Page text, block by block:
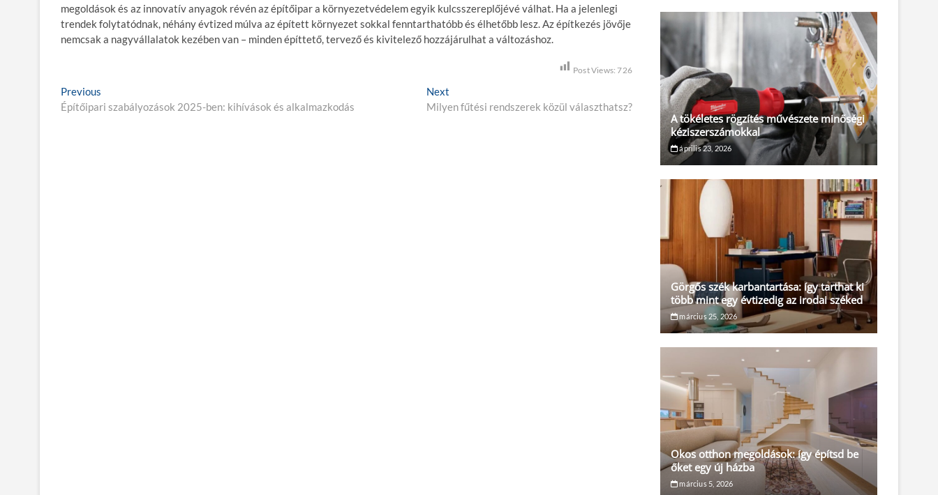
megoldások és az innovatív anyagok révén az építőipar a környezetvédelem egyik kulcsszereplőjévé válhat. Ha a jelenlegi
trendek folytatódnak, néhány évtized múlva az épített környezet sokkal fenntarthatóbb és élhetőbb lesz. Az építkezés jövője
nemcsak a nagyvállalatok kezében van – minden építtető, tervező és kivitelező hozzájárulhat a változáshoz.
Post Views: 726
B
e
Previous
r
Építőipari szabályozások 2025-ben: kihívások és alkalmazkodás
Next
e
Milyen fűtési rendszerek közül választhatsz?
A tökéletes rögzítés művészete minőségi
kéziszerszámokkal
április 23, 2026
Görgős szék karbantartása: így tarthat ki
több mint egy évtizedig az irodai széked
március 25, 2026
Okos otthon megoldások: így építsd be
őket egy új házba
március 5, 2026